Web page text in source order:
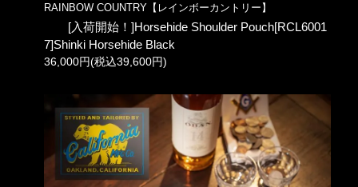
RAINBOW COUNTRY【レインボーカントリー】
[入荷開始！]Horsehide Shoulder Pouch[RCL6001
7]Shinki Horsehide Black
36,000円(税込39,600円)